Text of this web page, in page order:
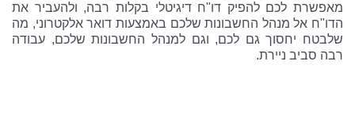
מאפשרת לכם להפיק דו"ח דיגיטלי בקלות רבה, ולהעביר את
הדו"ח אל מנהל החשבונות שלכם באמצעות דואר אלקטרוני, מה
שלבטח יחסוך גם לכם, וגם למנהל החשבונות שלכם, עבודה
רבה סביב ניירת.